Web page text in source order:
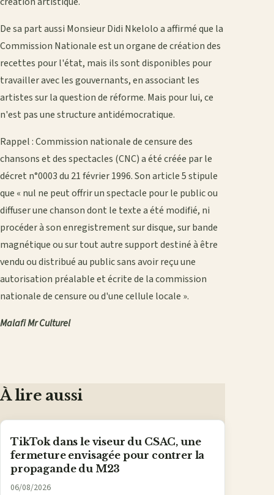
De sa part aussi Monsieur Didi Nkelolo a affirmé que la
Commission Nationale est un organe de création des
recettes pour l'état, mais ils sont disponibles pour
travailler avec les gouvernants, en associant les
artistes sur la question de réforme. Mais pour lui, ce
n'est pas une structure antidémocratique.
Rappel : Commission nationale de censure des
chansons et des spectacles (CNC) a été créée par le
décret n°0003 du 21 février 1996. Son article 5 stipule
que « nul ne peut offrir un spectacle pour le public ou
diffuser une chanson dont le texte a été modifié, ni
procéder à son enregistrement sur disque, sur bande
magnétique ou sur tout autre support destiné à être
vendu ou distribué au public sans avoir reçu une
autorisation préalable et écrite de la commission
nationale de censure ou d'une cellule locale ».
Malafi Mr Culturel
À lire aussi
TikTok dans le viseur du CSAC, une
fermeture envisagée pour contrer la
propagande du M23
06/08/2026